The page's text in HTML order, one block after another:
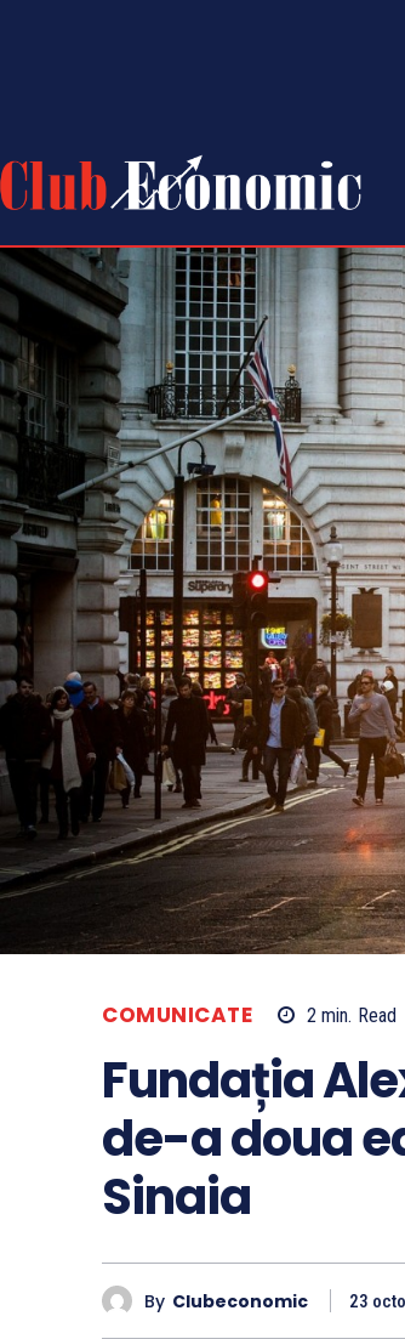
COMUNICATE 2 min. Read
Fundația
de-a doua
Sinaia
By Clubeconomic 23